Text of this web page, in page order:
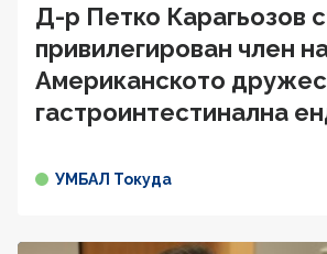
Д-р Петко Карагьозов
привилегирован член
Американското
гастроинтестинална
УМБАЛ Токуда